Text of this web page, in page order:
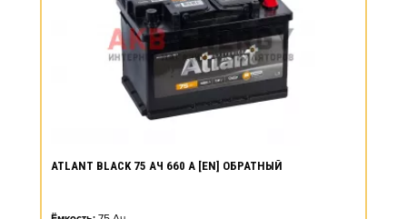
ATLANT BLACK 75 АЧ 660 А [EN] ОБРАТНЫЙ